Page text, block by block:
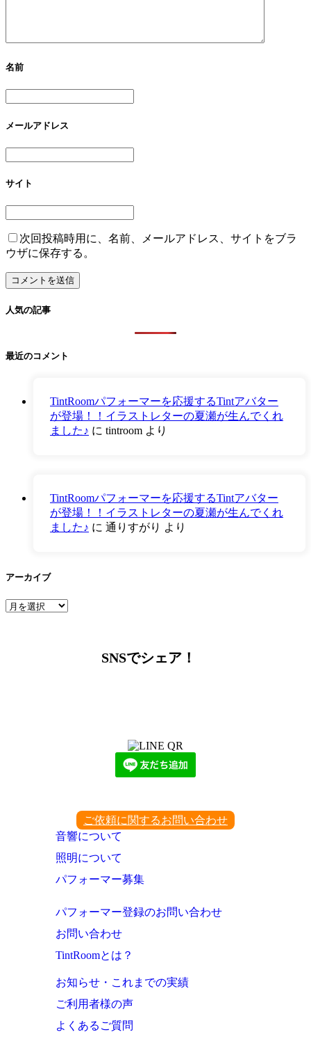
名前
メールアドレス
サイト
次回投稿時用に、名前、メールアドレス、サイトをブラ
ウザに保存する。
人気の記事
最近のコメント
TintRoomパフォーマーを応援するTintアバター
が登場！！イラストレターの夏瀬が生んでくれ
ました♪ に tintroom より
TintRoomパフォーマーを応援するTintアバター
が登場！！イラストレターの夏瀬が生んでくれ
ました♪ に 通りすがり より
アーカイブ
ア
SNSでシェア！
ご依頼に関するお問い合わせ
音響について
照明について
パフォーマー募集
パフォーマー登録のお問い合わせ
お問い合わせ
TintRoomとは？
お知らせ・これまでの実績
ご利用者様の声
よくあるご質問